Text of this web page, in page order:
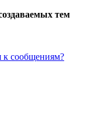
тем
к сообщениям?